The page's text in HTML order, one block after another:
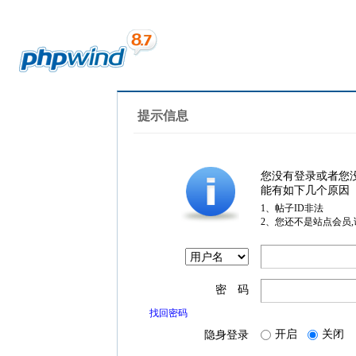
提示信息
您没有登录或者您
能有如下几个原因
1、帖子ID非法
2、您还不是站点会员
密 码
找回密码
隐身登录 开启 关闭